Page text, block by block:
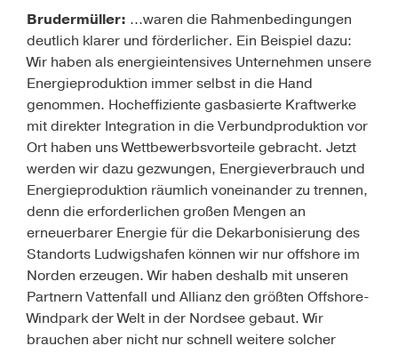
Brudermüller: ...waren die Rahmenbedingungen
deutlich klarer und förderlicher. Ein Beispiel dazu:
Wir haben als energieintensives Unternehmen unsere
Energieproduktion immer selbst in die Hand
genommen. Hocheffiziente gasbasierte Kraftwerke
mit direkter Integration in die Verbundproduktion vor
Ort haben uns Wettbewerbsvorteile gebracht. Jetzt
werden wir dazu gezwungen, Energieverbrauch und
Energieproduktion räumlich voneinander zu trennen,
denn die erforderlichen großen Mengen an
erneuerbarer Energie für die Dekarbonisierung des
Standorts Ludwigshafen können wir nur offshore im
Norden erzeugen. Wir haben deshalb mit unseren
Partnern Vattenfall und Allianzden größten Offshore-
Windpark der Welt in der Nordseegebaut. Wir
brauchen aber nicht nur schnell weitere solcher